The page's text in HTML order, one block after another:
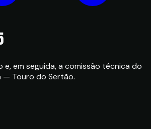
em seguida, a comissão técnica do
— Touro do Sertão.